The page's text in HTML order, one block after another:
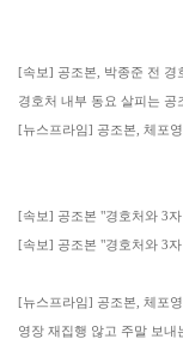
[속보] 공조본, 박종준 전 경
경호처 내부 동요 살피는
[뉴스프라임] 공조본, 체포
[속보] 공조본 "경호처와 3
[속보] 공조본 "경호처와 3
[뉴스프라임] 공조본, 체포
영장 재집행 않고 주말 보